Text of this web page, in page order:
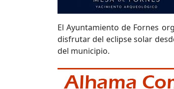
El Ayuntamiento de Fornes
disfrutar del eclipse solar
del municipio.